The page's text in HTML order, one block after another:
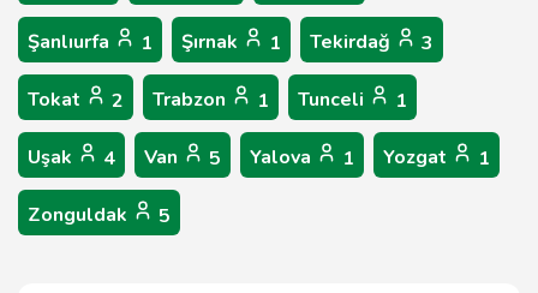
Şanlıurfa 1 Şırnak 1 Tekirdağ 3
Tokat 2 Trabzon 1 Tunceli 1
Uşak 4 Van 5 Yalova 1 Yozgat 1
Zonguldak 5